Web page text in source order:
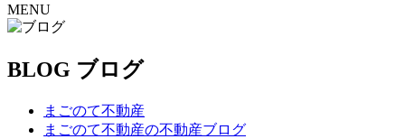
MENU
BLOG ブログ
まごのて不動産
まごのて不動産の不動産ブログ